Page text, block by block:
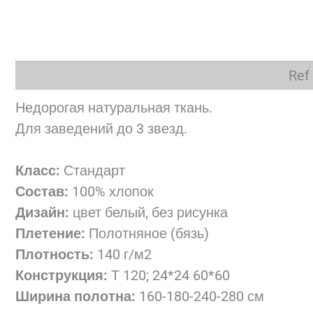
Недорогая натуральная ткань.
Для заведений до 3 звезд.
Класс: Стандарт
Состав: 100% хлопок
Дизайн: цвет белый, без рисунка
Плетение: Полотняное (бязь)
Плотность: 140 г/м2
Конструкция: Т 120; 24*24 60*60
Ширина полотна: 160-180-240-280 см